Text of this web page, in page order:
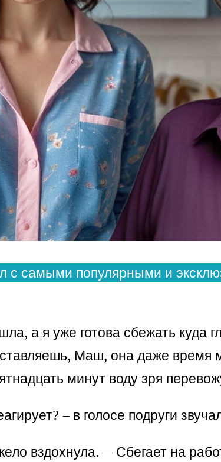
с самыми популярными и
а я уже готова сбежать куда
Маш, она даже время
минут воду зря
– в голосе подруги
вздохнула. — Сбегает на